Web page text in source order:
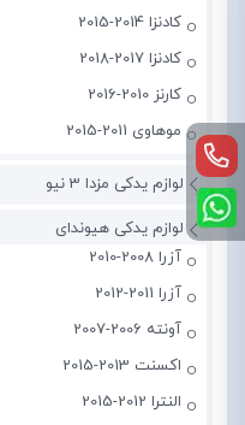
کادنزا 2014-2015
کادنزا 2017-2018
کارنز 2010-2016
موهاوی 2011-2015
لوازم یدکی مزدا 3 نیو
لوازم یدکی هیوندای
آزرا 2008-2010
آزرا 2011-2012
آونته 2006-2007
اکسنت 2013-2015
النترا 2012-2015